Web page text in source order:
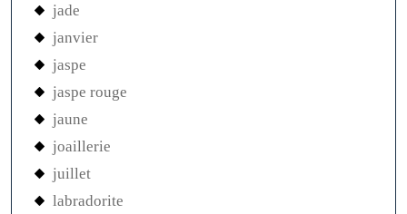
jade
janvier
jaspe
jaspe rouge
jaune
joaillerie
juillet
labradorite